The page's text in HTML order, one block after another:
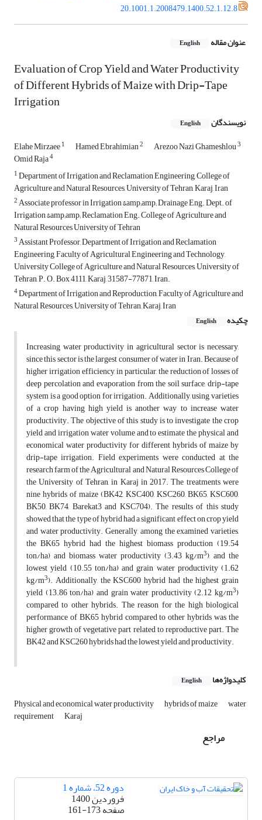
20.1001.1.2008479.1400.52.1.12.8
عنوان مقاله English
Evaluation of Crop Yield and Water Productivity
of Different Hybrids of Maize with Drip-Tape
Irrigation
نویسندگان English
Elahe Mirzaee1 Hamed Ebrahimian2 Arezoo Nazi Ghameshlou3
Omid Raja4
1Department of Irrigation and Reclamation Engineering, College of
Agriculture and Natural Resources, University of Tehran, Karaj, Iran
2Associate professor in Irrigation &amp;amp; Drainage Eng. Dept. of
Irrigation &amp;amp; Reclamation Eng. College of Agriculture and
Natural Resources University of Tehran
3Assistant Professor, Department of Irrigation and Reclamation
Engineering, Faculty of Agricultural Engineering and Technology,
University College of Agriculture and Natural Resources, University of
Tehran, P. O. Box 4111, Karaj, 31587-77871, Iran.
4Department of Irrigation and Reproduction, Faculty of Agriculture and
Natural Resources, University of Tehran, Karaj, Iran
چکیده
English
Increasing water productivity in agricultural sector is necessary,
since this sector is the largest consumer of water in Iran. Because of
higher irrigation efficiency, in particular, the reduction of losses of
deep percolation and evaporation from the soil surface, drip-tape
system is a good option for irrigation. Additionally, using varieties
of a crop having high yield is another way to increase water
productivity. The objective of this study is to investigate the crop
yield and irrigation water volume and to estimate the physical and
economical water productivity for different hybrids of maize by
drip-tape irrigation. Field experiments were conducted at the
research farm of the Agricultural and Natural Resources College of
the University of Tehran, in Karaj in 2017. The treatments were
nine hybrids of maize (BK42, KSC400, KSC260, BK65, KSC600,
BK50, BK74, Barekat3 and KSC704). The results of this study
showed that the type of hybrid had a significant effect on crop yield
and water productivity. Generally, among the examined varieties,
the BK65 hybrid had the highest biomass production (19.54
ton/ha) and biomass water productivity (3.43 kg/m3), and the
lowest yield (10.55 ton/ha) and grain water productivity (1.62
kg/m3). Additionally, the KSC600 hybrid had the highest grain
yield (13.86 ton/ha) and grain water productivity (2.12 kg/m3)
compared to other hybrids. The reason for the high biological
performance of BK65 hybrid compared to other hybrids was the
higher growth of vegetative part related to reproductive part. The
BK42 and KSC260 hybrids had the lowest yield and productivity.
کلیدواژه‌ها English
Physical and economical water productivity hybrids of maize water
requirement Karaj
مراجع
دوره 52، شماره 1
فروردین 1400
صفحه161-173